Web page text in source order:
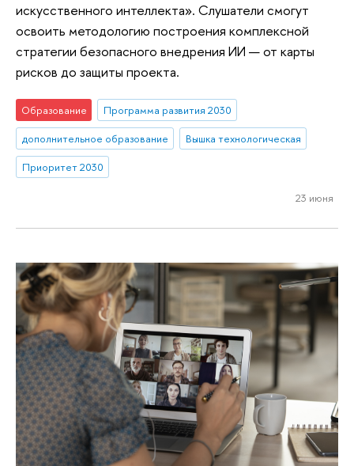
искусственного интеллекта». Слушатели смогут
освоить методологию построения комплексной
стратегии безопасного внедрения ИИ — от карты
рисков до защиты проекта.
Образование
Программа развития 2030
дополнительное образование
Вышка технологическая
Приоритет 2030
23 июня